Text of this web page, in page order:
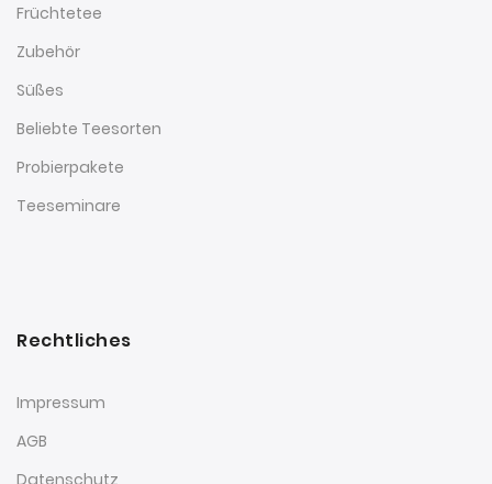
Früchtetee
Zubehör
Süßes
Beliebte Teesorten
Probierpakete
Teeseminare
Rechtliches
Impressum
AGB
Datenschutz